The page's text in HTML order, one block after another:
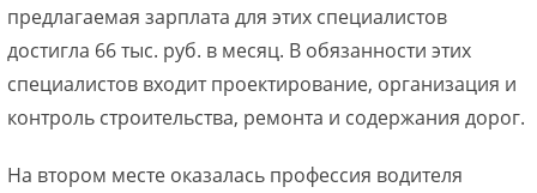
предлагаемая зарплата для этих специалистов
достигла 66 тыс. руб. в месяц. В обязанности этих
специалистов входит проектирование, организация и
контроль строительства, ремонта и содержания дорог.
На втором месте оказалась профессия водителя